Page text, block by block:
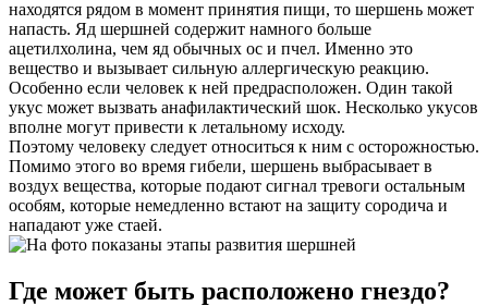
находятся рядом в момент принятия пищи, то шершень может
напасть. Яд шершней содержит намного больше
ацетилхолина, чем яд обычных ос и пчел. Именно это
вещество и вызывает сильную аллергическую реакцию.
Особенно если человек к ней предрасположен. Один такой
укус может вызвать анафилактический шок. Несколько укусов
вполне могут привести к летальному исходу.
Поэтому человеку следует относиться к ним с осторожностью.
Помимо этого во время гибели, шершень выбрасывает в
воздух вещества, которые подают сигнал тревоги остальным
особям, которые немедленно встают на защиту сородича и
нападают уже стаей.
Где может быть расположено гнездо?